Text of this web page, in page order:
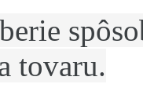
tovaru.